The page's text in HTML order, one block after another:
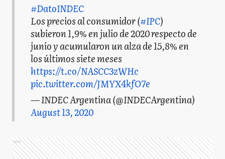
#DatoINDEC
Los precios al consumidor (#IPC)
subieron 1,9% en julio de 2020 respecto de
junio y acumularon un alza de 15,8% en
los últimos siete meses
https://t.co/NASCC3zWHc
pic.twitter.com/JMYX4kfO7e
— INDEC Argentina (@INDECArgentina)
August 13, 2020
Ads